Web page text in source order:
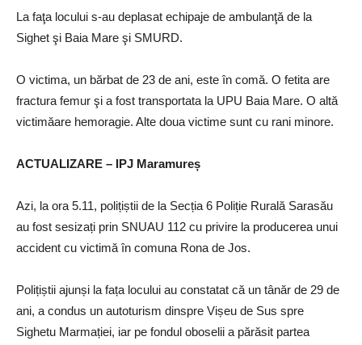
La faţa locului s-au deplasat echipaje de ambulanţă de la
Sighet şi Baia Mare şi SMURD.
O victima, un bărbat de 23 de ani, este în comă. O fetita are
fractura femur şi a fost transportata la UPU Baia Mare. O altă
victimăare hemoragie. Alte doua victime sunt cu rani minore.
ACTUALIZARE – IPJ Maramureș
Azi, la ora 5.11, polițiștii de la Secția 6 Poliție Rurală Sarasău
au fost sesizați prin SNUAU 112 cu privire la producerea unui
accident cu victimă în comuna Rona de Jos.
Polițiștii ajunși la fața locului au constatat că un tânăr de 29 de
ani, a condus un autoturism dinspre Vișeu de Sus spre
Sighetu Marmației, iar pe fondul oboselii a părăsit partea